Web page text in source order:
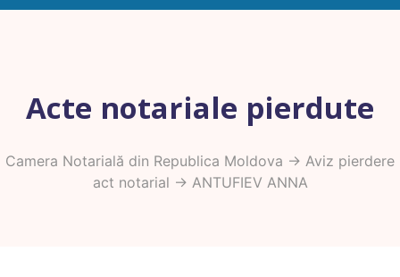
Acte notariale pierdute
Camera Notarială din Republica Moldova -> Aviz pierdere
act notarial -> ANTUFIEV ANNA